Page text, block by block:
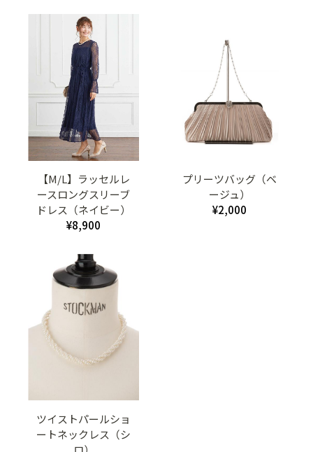
【M/L】ラッセルレ
ースロングスリーブ
ドレス（ネイビー）
¥8,900
プリーツバッグ（ベ
ージュ）
¥2,000
ツイストパールショ
ートネックレス（シ